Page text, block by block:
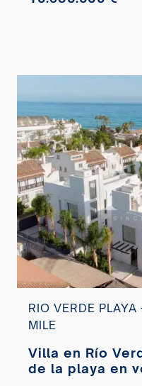
RIO VERDE
MILE
Villa en Río
de la playa en